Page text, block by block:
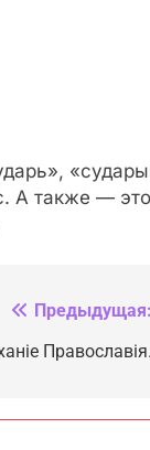
А также —
Предыдущая:
Православiя.